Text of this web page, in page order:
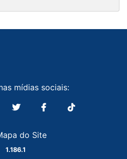
mídias sociais:
do Site
1.186.1